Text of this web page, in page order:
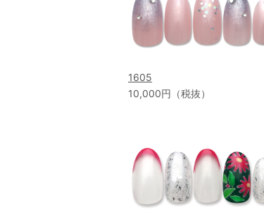
1605
10,000円（税抜）